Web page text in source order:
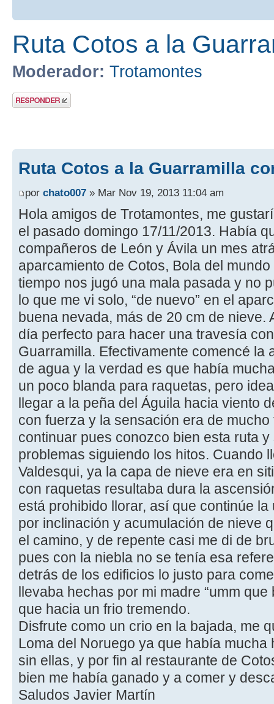
Ruta Cotos a la
Moderador: Trotamontes
Publicar una
respuesta
Ruta Cotos a la Guarramilla
por chato007 » Mar Nov 19, 2013 11:04 am
Hola amigos de Trotamontes, me
el pasado domingo 17/11/2013. Había
compañeros de León y Ávila un mes
aparcamiento de Cotos, Bola del
tiempo nos jugó una mala pasada y no
lo que me vi solo, “de nuevo” en el
buena nevada, más de 20 cm de nieve.
día perfecto para hacer una travesía
Guarramilla. Efectivamente comencé la
de agua y la verdad es que había
un poco blanda para raquetas, pero
llegar a la peña del Águila hacia viento
con fuerza y la sensación era de
continuar pues conozco bien esta ruta
problemas siguiendo los hitos. Cuando
Valdesqui, ya la capa de nieve era en
con raquetas resultaba dura la
está prohibido llorar, así que continúe
por inclinación y acumulación de nieve
el camino, y de repente casi me di de
pues con la niebla no se tenía esa
detrás de los edificios lo justo para
llevaba hechas por mi madre “umm
que hacia un frio tremendo.
Disfrute como un crio en la bajada, me
Loma del Noruego ya que había
sin ellas, y por fin al restaurante de
bien me había ganado y a comer y
Saludos Javier Martín